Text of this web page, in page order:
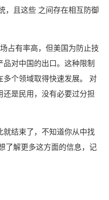
，且这些 之间存在相互防御
占有率高，但美国为防止技
对中国的出口。这种限制
多个领域取得快速发展。 对
是民用，没有必要过分担
结束了，不知道你从中找
了解更多这方面的信息，记